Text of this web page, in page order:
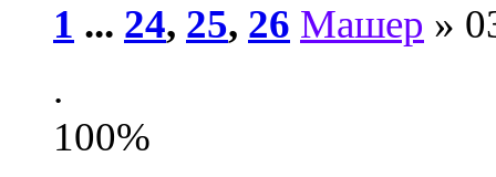
1 ... 24, 25, 26 Машер »
.
100%